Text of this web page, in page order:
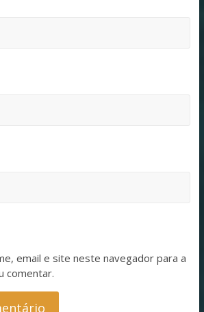
email e site neste navegador para a
comentar.